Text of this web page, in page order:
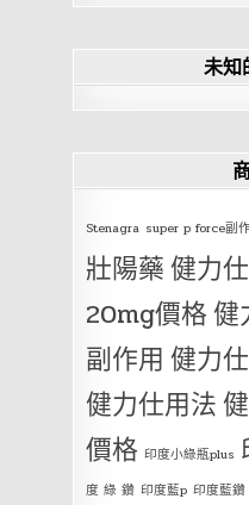
未知
Stenagra super p force副
壯陽藥健力
20mg價格健
副作用 健力
健力仕用法
價格 印度小綠瓶plus
度 綠 鑽 印度藍p 印度藍鑽